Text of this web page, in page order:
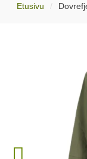
Etusivu